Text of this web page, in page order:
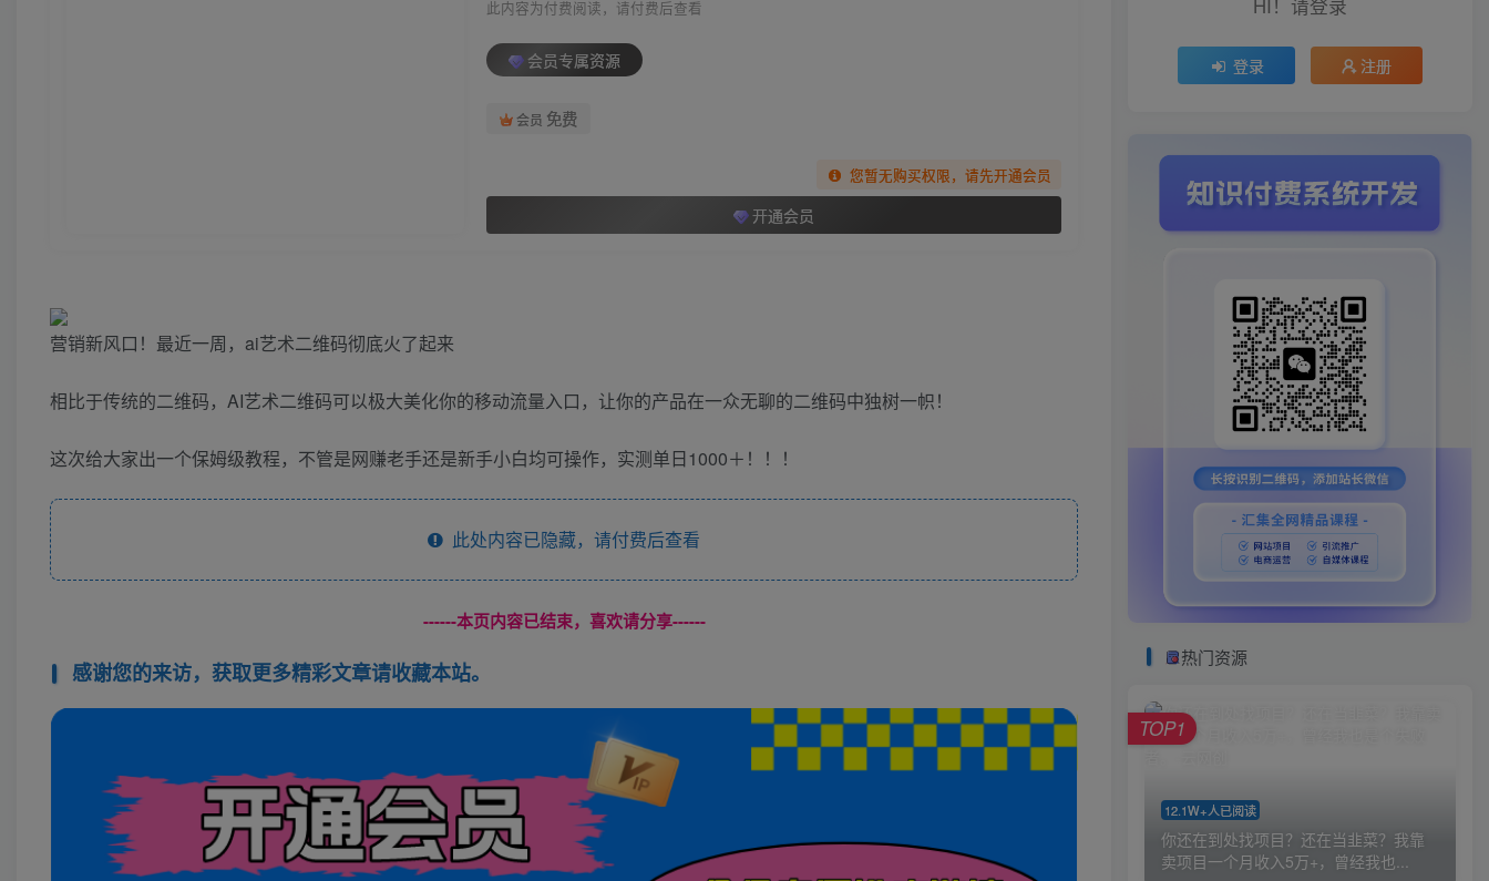
此内容为付费阅读，请付费后查看
会员专属资源
会员 免费
您暂无购买权限，请先开通会员
开通会员
营销新风口！最近一周，ai艺术二维码彻底火了起来
相比于传统的二维码，AI艺术二维码可以极大美化你的移动流量入口，让你的产品在一众无聊的二维码中独树一帜！
这次给大家出一个保姆级教程，不管是网赚老手还是新手小白均可操作，实测单日1000＋！！！
此处内容已隐藏，请付费后查看
------本页内容已结束，喜欢请分享------
感谢您的来访，获取更多精彩文章请收藏本站。
登录 注册
热门资源
12.1W+人已阅读
你还在到处找项目？还在当韭菜？我靠
卖项目一个月收入5万+，曾经我也...
TOP1